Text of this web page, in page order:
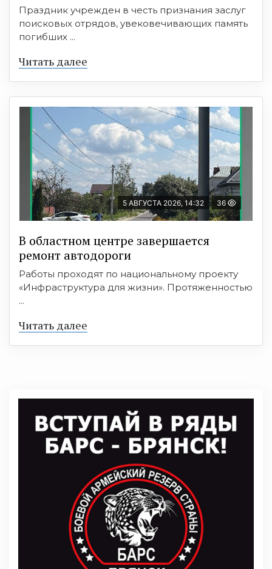
Праздник учрежден в честь признания заслуг
поисковых отрядов, увековечивающих память
погибших ...
Читать далее
5 АВГУСТА 2026, 14:32 36
В областном центре завершается
ремонт автодороги
Работы проходят по национальному проекту
«Инфраструктура для жизни». Протяженностью
...
Читать далее